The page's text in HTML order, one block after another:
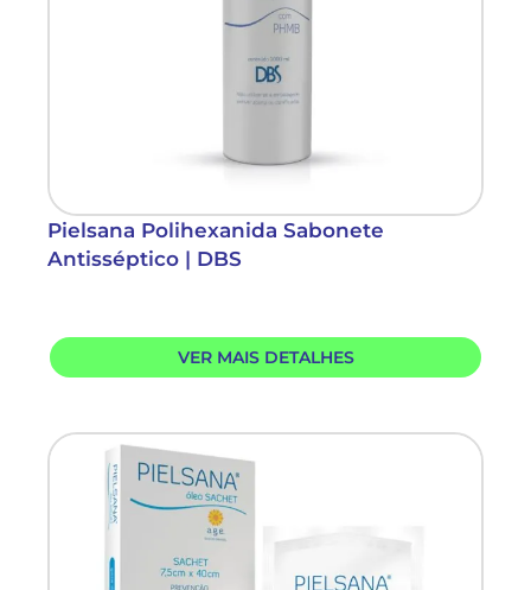
Pielsana Polihexanida Sabonete
Antisséptico | DBS
VER MAIS DETALHES